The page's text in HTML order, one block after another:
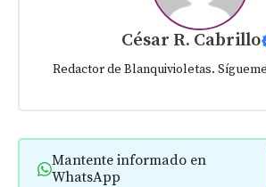
César R. Cabrillo
Redactor de Blanquivioletas.
Mantente informado en
WhatsApp